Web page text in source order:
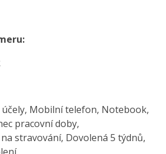
Mobilní telefon, Notebook,
pracovní doby,
stravování, Dovolená 5 týdnů,